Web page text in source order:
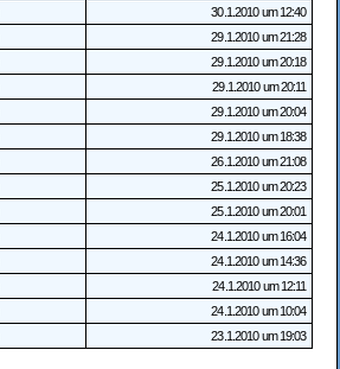
30.1.2010 um 12:40
29.1.2010 um 21:28
29.1.2010 um 20:18
29.1.2010 um 20:11
29.1.2010 um 20:04
29.1.2010 um 18:38
26.1.2010 um 21:08
25.1.2010 um 20:23
25.1.2010 um 20:01
24.1.2010 um 16:04
24.1.2010 um 14:36
24.1.2010 um 12:11
24.1.2010 um 10:04
23.1.2010 um 19:03